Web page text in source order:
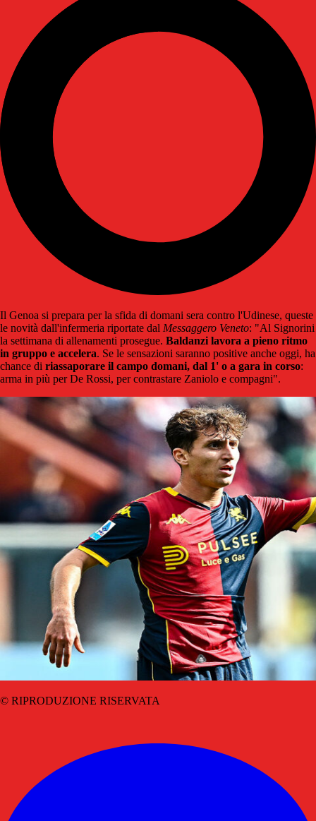
Il Genoa si prepara per la sfida di domani sera contro l'Udinese, queste
le novità dall'infermeria riportate dal Messaggero Veneto: "Al Signorini
la settimana di allenamenti prosegue. Baldanzi lavora a pieno ritmo
in gruppo e accelera. Se le sensazioni saranno positive anche oggi, ha
chance di riassaporare il campo domani, dal 1' o a gara in corso:
arma in più per De Rossi, per contrastare Zaniolo e compagni".
© RIPRODUZIONE RISERVATA